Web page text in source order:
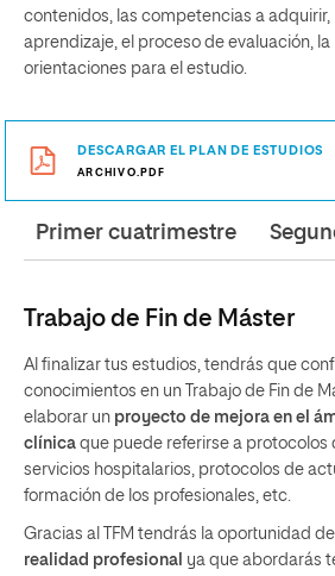
contenidos, las competencias a
aprendizaje, el proceso de evaluación,
orientaciones para el estudio.
DESCARGAR EL PLAN DE ESTUDIOS
ARCHIVO.PDF
Primer cuatrimestre
Trabajo de Fin de Máster
Al finalizar tus estudios, tendrás que
conocimientos en un Trabajo de Fin de
elaborar un proyecto de mejora en el
clínica que puede referirse a protocolos
servicios hospitalarios, protocolos de
formación de los profesionales, etc.
Gracias al TFM tendrás la oportunidad de
realidad profesional ya que abordarás